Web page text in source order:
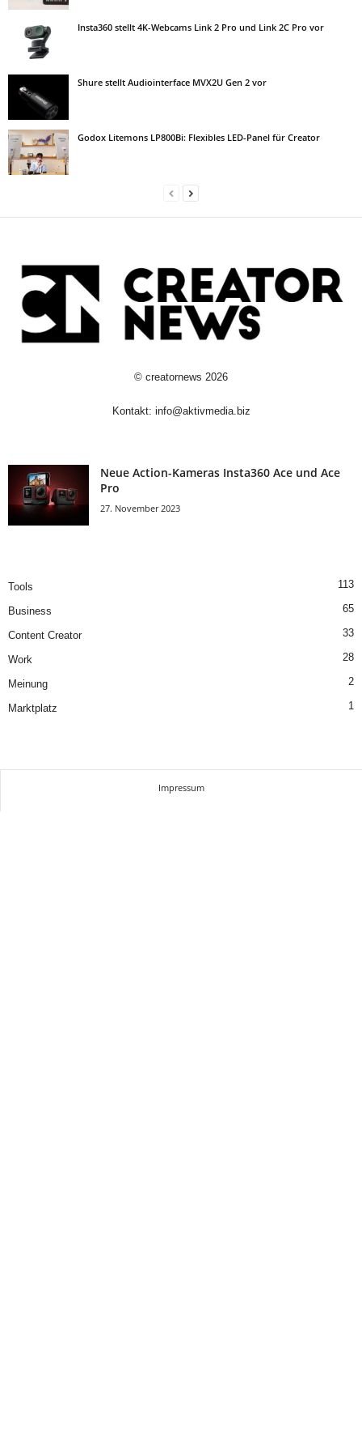
Insta360 stellt 4K-Webcams Link 2 Pro und Link 2C Pro vor
Shure stellt Audiointerface MVX2U Gen 2 vor
Godox Litemons LP800Bi: Flexibles LED-Panel für Creator
© creatornews 2026
Kontakt: info@aktivmedia.biz
Neue Action-Kameras Insta360 Ace und Ace
Pro
27. November 2023
Tools 113
Business 65
Content Creator 33
Work 28
Meinung 2
Marktplatz 1
Impressum